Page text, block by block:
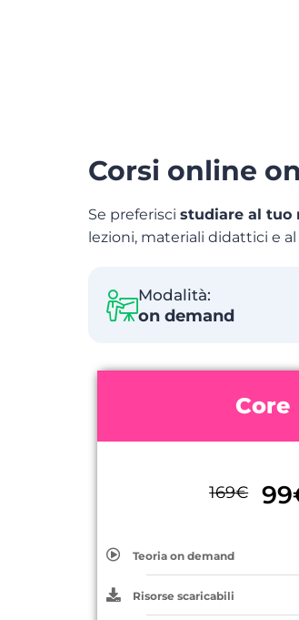
Corsi online
Se preferisci studiare al tuo
lezioni, materiali didattici e
Modalità:
on demand
Core
169€ 99
Teoria on demand
Risorse scaricabili